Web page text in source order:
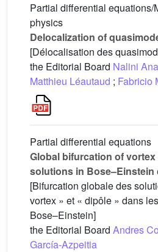
Partial differential equations/
physics
Delocalization of
[Délocalisation des
the Editorial Board Nalini
Matthieu Léautaud ; Fabricio
Partial differential equations
Global bifurcation of
solutions in Bose–Einstein
[Bifurcation globale des
vortex » et « dipôle » dans
Bose–Einstein]
the Editorial Board Andres
García-Azpeitia